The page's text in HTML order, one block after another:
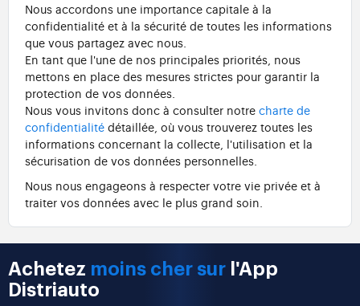
Nous accordons une importance capitale à la
confidentialité et à la sécurité de toutes les informations
que vous partagez avec nous.
En tant que l'une de nos principales priorités, nous
mettons en place des mesures strictes pour garantir la
protection de vos données.
Nous vous invitons donc à consulter notre charte de
confidentialité détaillée, où vous trouverez toutes les
informations concernant la collecte, l'utilisation et la
sécurisation de vos données personnelles.
Nous nous engageons à respecter votre vie privée et à
traiter vos données avec le plus grand soin.
Achetez moins cher sur l'App
Distriauto